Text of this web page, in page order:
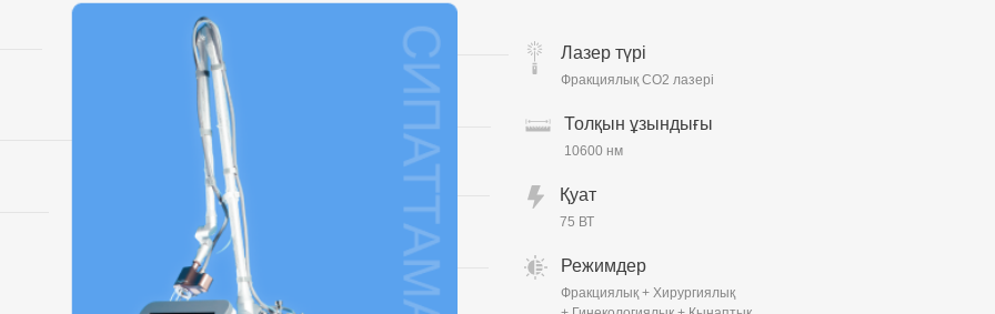
Лазер түрі
Фракциялық CO2 лазері
Толқын ұзындығы
10600 нм
Қуат
75 ВТ
Режимдер
Фракциялық + Хирургиялық